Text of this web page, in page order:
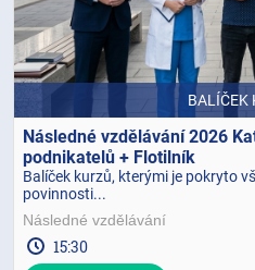
BALÍČEK
Následné vzdělávání 2026
podnikatelů + Flotilník
Balíček kurzů, kterými je pokryto
povinnosti...
Následné vzdělávání
15:30